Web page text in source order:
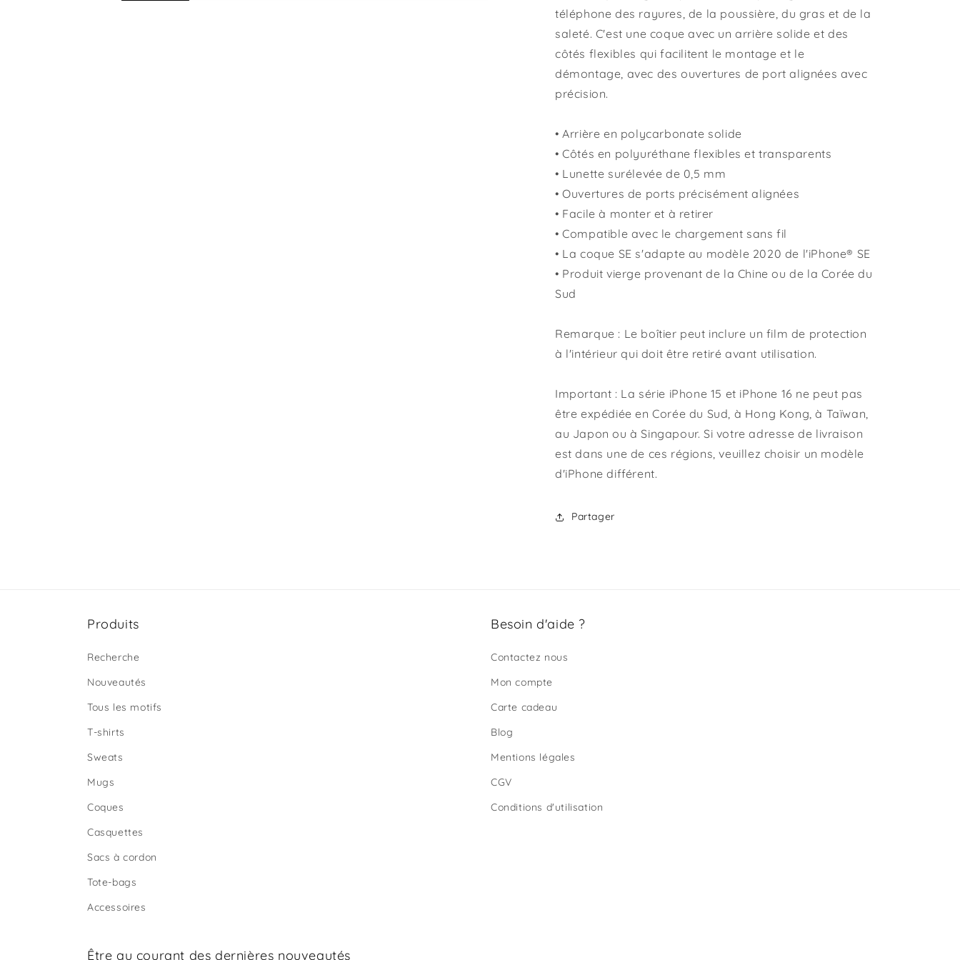
téléphone des rayures, de la poussière, du gras et de la
saleté. C'est une coque avec un arrière solide et des
côtés flexibles qui facilitent le montage et le
démontage, avec des ouvertures de port alignées avec
précision.
• Arrière en polycarbonate solide
• Côtés en polyuréthane flexibles et transparents
• Lunette surélevée de 0,5 mm
• Ouvertures de ports précisément alignées
• Facile à monter et à retirer
• Compatible avec le chargement sans fil
• La coque SE s'adapte au modèle 2020 de l'iPhone® SE
• Produit vierge provenant de la Chine ou de la Corée du
Sud
Remarque : Le boîtier peut inclure un film de protection
à l'intérieur qui doit être retiré avant utilisation.
Important : La série iPhone 15 et iPhone 16 ne peut pas
être expédiée en Corée du Sud, à Hong Kong, à Taïwan,
au Japon ou à Singapour. Si votre adresse de livraison
est dans une de ces régions, veuillez choisir un modèle
d'iPhone différent.
Partager
Produits
Recherche
Nouveautés
Tous les motifs
T-shirts
Sweats
Mugs
Coques
Casquettes
Sacs à cordon
Tote-bags
Accessoires
Besoin d'aide ?
Contactez nous
Mon compte
Carte cadeau
Blog
Mentions légales
CGV
Conditions d'utilisation
Être au courant des dernières nouveautés